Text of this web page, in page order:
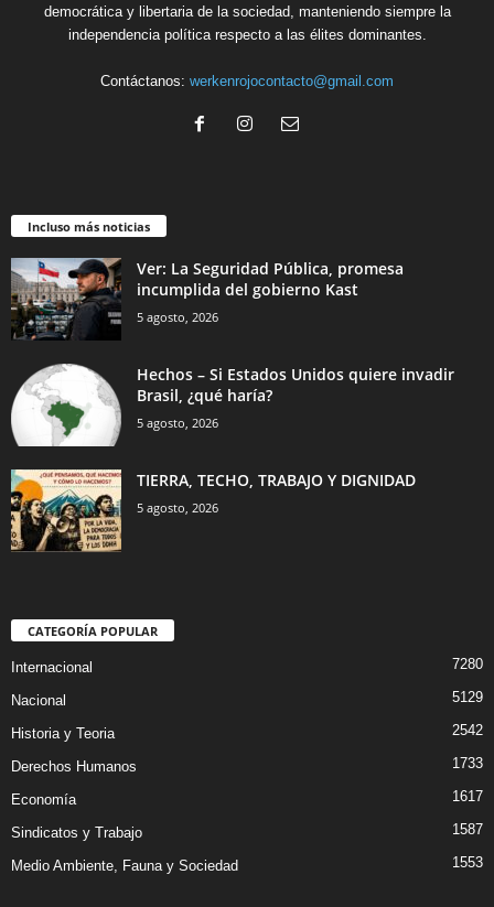
democrática y libertaria de la sociedad, manteniendo siempre la
independencia política respecto a las élites dominantes.
Contáctanos: werkenrojocontacto@gmail.com
Incluso más noticias
Ver: La Seguridad Pública, promesa
incumplida del gobierno Kast
5 agosto, 2026
Hechos – Si Estados Unidos quiere invadir
Brasil, ¿qué haría?
5 agosto, 2026
TIERRA, TECHO, TRABAJO Y DIGNIDAD
5 agosto, 2026
CATEGORÍA POPULAR
Internacional 7280
Nacional 5129
Historia y Teoria 2542
Derechos Humanos 1733
Economía 1617
Sindicatos y Trabajo 1587
Medio Ambiente, Fauna y Sociedad 1553